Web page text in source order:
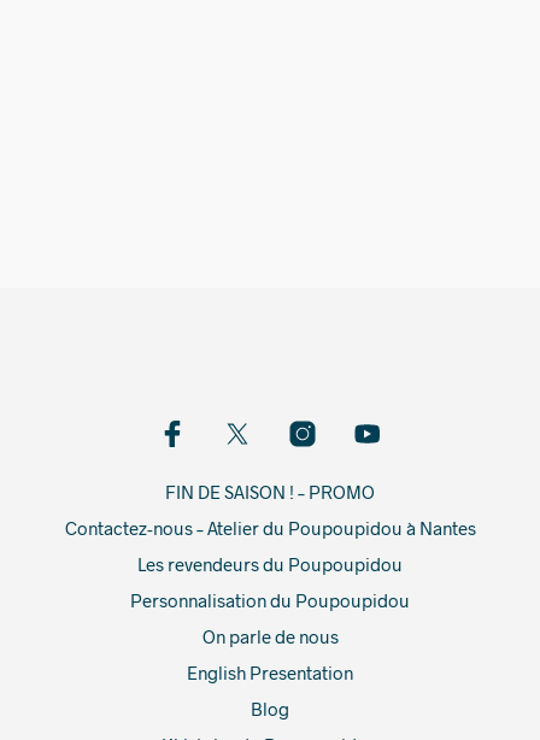
FIN DE SAISON ! – PROMO
Contactez-nous – Atelier du Poupoupidou à Nantes
Les revendeurs du Poupoupidou
Personnalisation du Poupoupidou
On parle de nous
English Presentation
Blog